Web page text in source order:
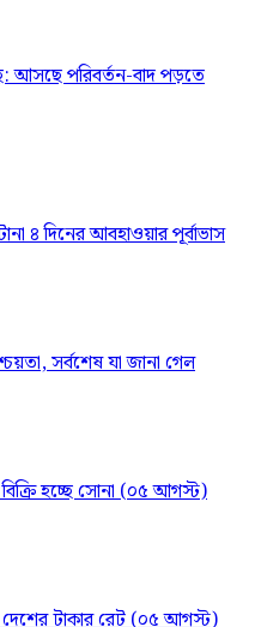
আসছে পরিবর্তন-বাদ পড়তে
৪ দিনের আবহাওয়ার পূর্বাভাস
সর্বশেষ যা জানা গেল
হচ্ছে সোনা (০৫ আগস্ট)
টাকার রেট (০৫ আগস্ট)